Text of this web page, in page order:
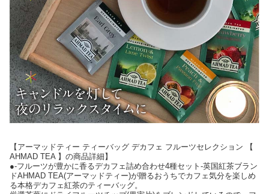
【アーマッドティー ティーバッグ デカフェ フルーツセレクション 【
AHMAD TEA 】の商品詳細】
●-フルーツが豊かに香るデカフェ詰め合わせ4種セット-英国紅茶ブラン
ドAHMAD TEA(アーマッドティー)が贈るおうちでカフェ気分を楽しめ
る本格デカフェ紅茶のティーバッグ。